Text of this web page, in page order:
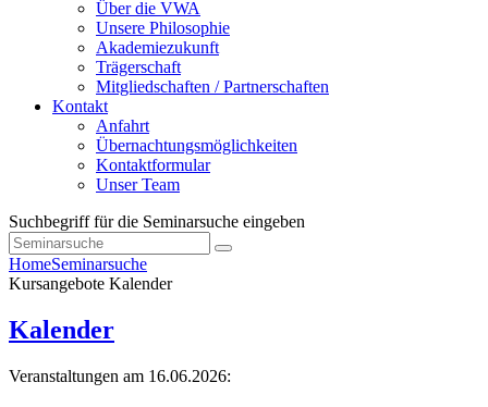
Über die VWA
Unsere Philosophie
Akademiezukunft
Trägerschaft
Mitgliedschaften / Partnerschaften
Kontakt
Anfahrt
Übernachtungsmöglichkeiten
Kontaktformular
Unser Team
Suchbegriff für die Seminarsuche eingeben
HomeSeminarsuche
Kursangebote Kalender
Kalender
Veranstaltungen am 16.06.2026: